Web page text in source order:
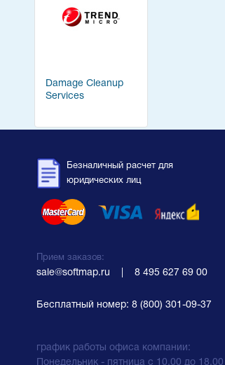
Damage Cleanup
Services
Безналичный расчет для
юридических лиц
Прием заказов:
sale@softmap.ru 8 495 627 69 00
Бесплатный номер: 8 (800) 301-09-37
график работы офиса компании:
Понедельник - пятница с 10.00 до 18.00